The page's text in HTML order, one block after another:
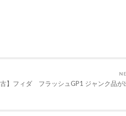
古】フィダ フラッシュGP1 ジャンク品が